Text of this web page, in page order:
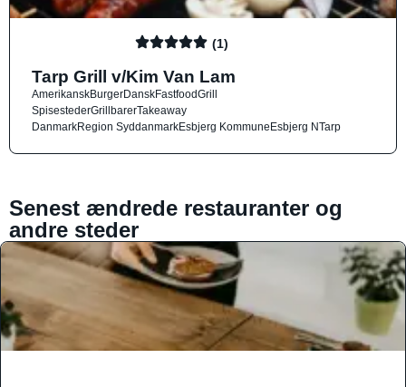
(1)
Tarp Grill v/Kim Van Lam
AmerikanskBurgerDanskFastfoodGrill
SpisestederGrillbarerTakeaway
DanmarkRegion SyddanmarkEsbjerg KommuneEsbjerg NTarp
Senest ændrede restauranter og
andre steder